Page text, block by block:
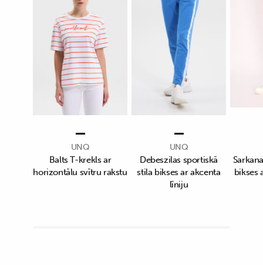
UNQ
Balts T-krekls ar
horizontālu svītru rakstu
UNQ
Debeszilas sportiskā
stila bikses ar akcenta
līniju
bikses